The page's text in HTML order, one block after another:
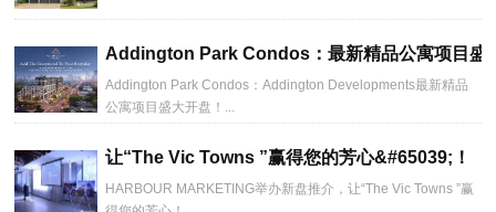
Addington Park Condos：最新精品公寓项目盛
Addington Park Condos：Addington Developments最新精品
公寓项目盛大开盘！...
让“The Vic Towns ”赢得您的芳心&#65039;！
HARBOUR MARKETING举办新盘推介，让“The Vic Towns ”赢